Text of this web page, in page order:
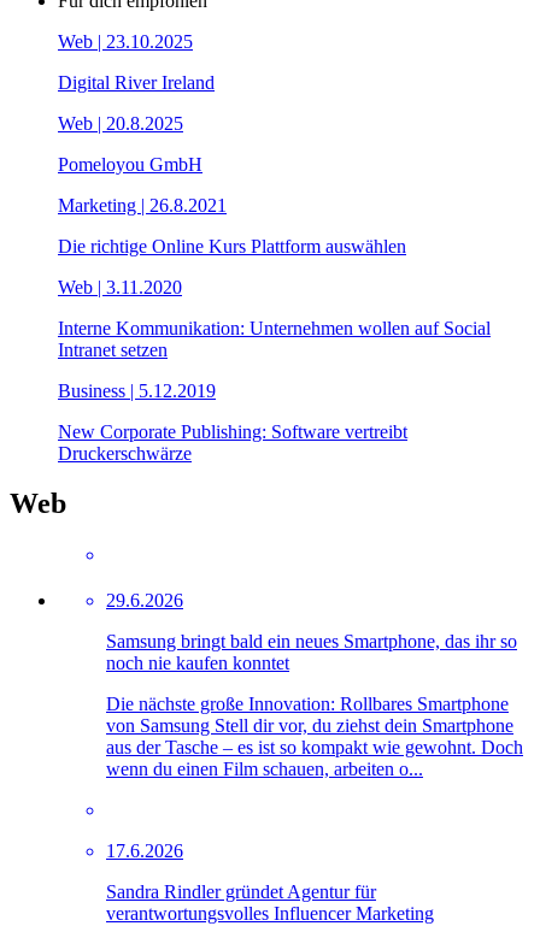
Web | 23.10.2025
Digital River Ireland
Web | 20.8.2025
Pomeloyou GmbH
Marketing | 26.8.2021
Die richtige Online Kurs Plattform auswählen
Web | 3.11.2020
Interne Kommunikation: Unternehmen wollen auf Social
Intranet setzen
Business | 5.12.2019
New Corporate Publishing: Software vertreibt
Druckerschwärze
Web
29.6.2026
Samsung bringt bald ein neues Smartphone, das ihr so
noch nie kaufen konntet
Die nächste große Innovation: Rollbares Smartphone
von Samsung Stell dir vor, du ziehst dein Smartphone
aus der Tasche – es ist so kompakt wie gewohnt. Doch
wenn du einen Film schauen, arbeiten o...
17.6.2026
Sandra Rindler gründet Agentur für
verantwortungsvolles Influencer Marketing